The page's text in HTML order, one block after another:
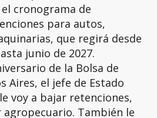
cronograma de
para autos,
que regirá desde
junio de 2027.
de la Bolsa de
Aires, el jefe de Estado
voy a bajar retenciones,
También le